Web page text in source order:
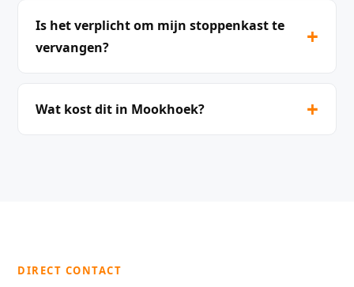
Is het verplicht om mijn stoppenkast te
vervangen?
+
Wat kost dit in Mookhoek? +
DIRECT CONTACT